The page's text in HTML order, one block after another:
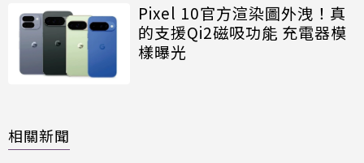
Pixel 10官方渲染圖外洩！真
的支援Qi2磁吸功能 充電器模
樣曝光
相關新聞